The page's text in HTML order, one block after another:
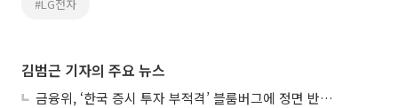
#LG전자
김범근 기자의 주요 뉴스
금융위, ‘한국 증시 투자 부적격’ 블룸버그에 정면 반박…“근거 불분명”